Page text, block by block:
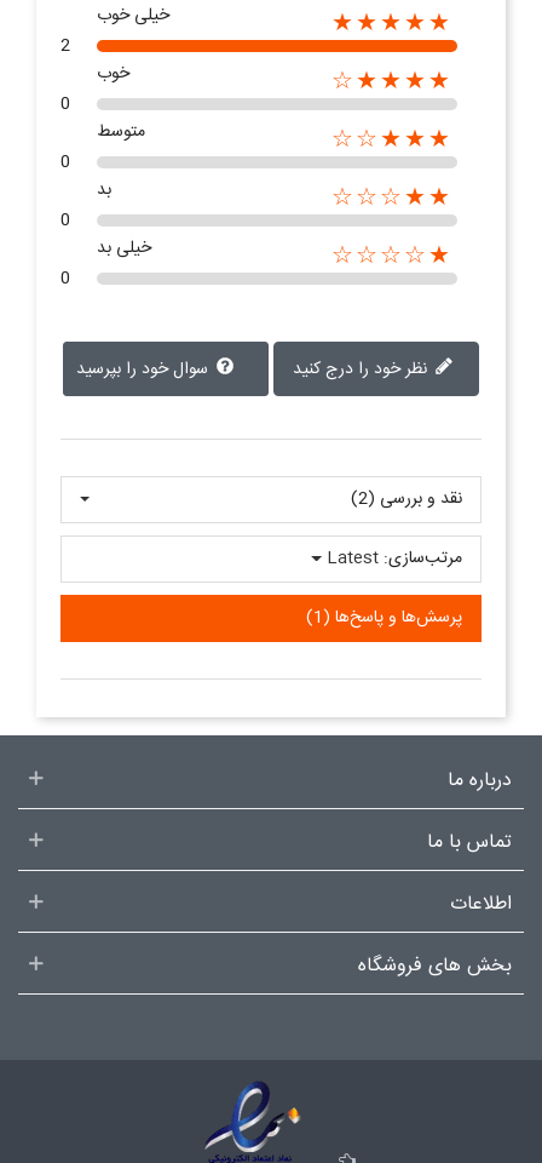
★★★★★
خیلی خوب
2
★★★★☆
خوب
0
★★★☆☆
متوسط
0
★★☆☆☆
بد
0
★☆☆☆☆
خیلی بد
0
سوال خود را بپرسید
نقد و بررسی‌‌ (2)
پرسش‌ها و پاسخ‌ها (1)
مرتب‌سازی: Latest
درباره ما
تماس با ما
اطلاعات
بخش های فروشگاه